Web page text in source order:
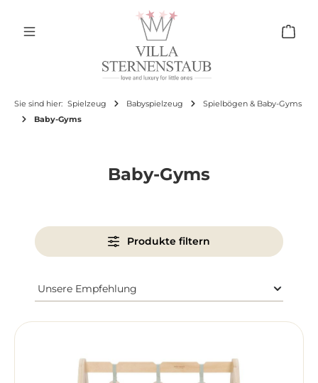
Zum Hauptinhalt springen
Sie sind hier: Spielzeug Babyspielzeug
Spielbögen & Baby-Gyms
Baby-Gyms
Baby-Gyms
Produkte filtern